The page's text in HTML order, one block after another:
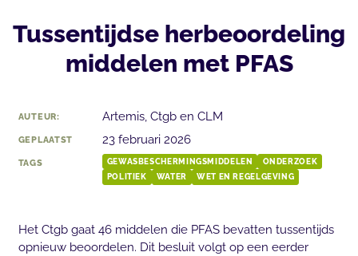
Tussentijdse herbeoordeling
middelen met PFAS
AUTEUR: Artemis, Ctgb en CLM
GEPLAATST 23 februari 2026
TAGS GEWASBESCHERMINGSMIDDELEN
ONDERZOEK
POLITIEK
WATER WET EN REGELGEVING
Het Ctgb gaat 46 middelen die PFAS bevatten tussentijds
opnieuw beoordelen. Dit besluit volgt op een eerder